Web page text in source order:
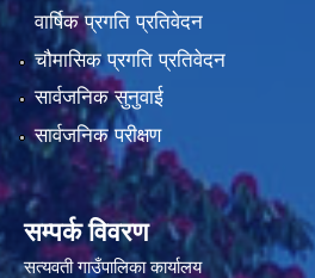
वार्षिक प्रगति प्रतिवेदन
चौमासिक प्रगति प्रतिवेदन
सार्वजनिक सुनुवाई
सार्वजनिक परीक्षण
सम्पर्क विवरण
सत्यवती गाउँपालिका कार्यालय